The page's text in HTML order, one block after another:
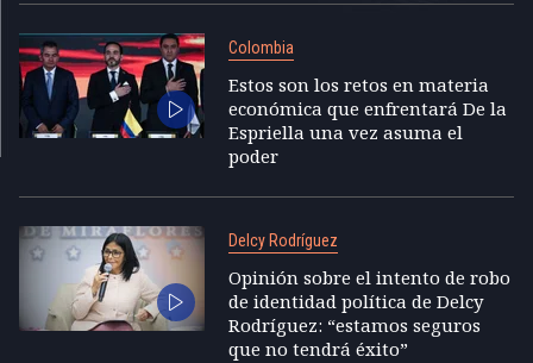
Colombia
Estos son los retos en materia
económica que enfrentará De la
Espriella una vez asuma el
poder
Delcy Rodríguez
Opinión sobre el intento de robo
de identidad política de Delcy
Rodríguez: “estamos seguros
que no tendrá éxito”